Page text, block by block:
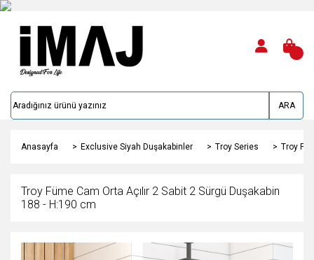
ARA
Anasayfa Exclusive Siyah Duşakabinler Troy Series Troy
Troy Füme Cam Orta Açılır 2 Sabit 2 Sürgü Duşakabin
188 - H:190 cm